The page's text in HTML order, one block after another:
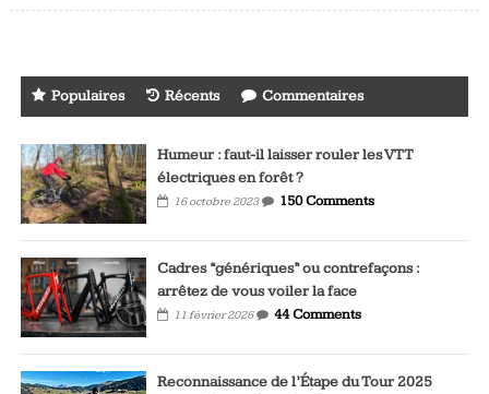
Populaires Récents Commentaires
Humeur : faut-il laisser rouler les VTT
électriques en forêt ?
16 octobre 2023 150 Comments
Cadres “génériques” ou contrefaçons :
arrêtez de vous voiler la face
11 février 2026 44 Comments
Reconnaissance de l’Étape du Tour 2025